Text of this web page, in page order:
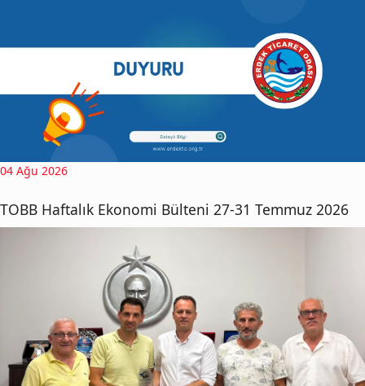
04 Ağu 2026
TOBB Haftalık Ekonomi Bülteni 27-31 Temmuz 2026